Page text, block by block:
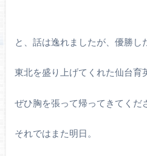
と、話は逸れましたが、優勝し
東北を盛り上げてくれた仙台
ぜひ胸を張って帰ってきてくだ
それではまた明日。